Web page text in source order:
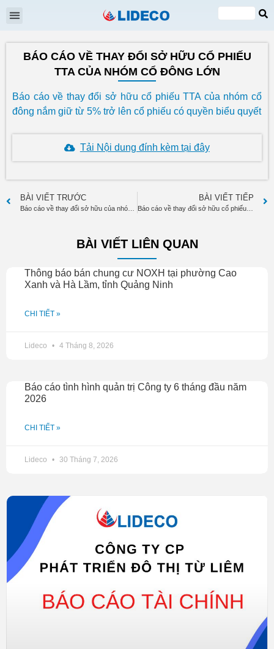
VI
EN
BÁO CÁO VỀ THAY ĐỔI SỞ HỮU CỔ PHIẾU
TTA CỦA NHÓM CỔ ĐÔNG LỚN
Báo cáo về thay đổi sở hữu cổ phiếu TTA của nhóm cổ
đông nắm giữ từ 5% trở lên cổ phiếu có quyền biểu quyết
Tải Nội dung đính kèm tại đây
BÀI VIẾT TRƯỚC BÀI VIẾT TIẾP
Báo cáo về thay đổi sở hữu cổ phiếu DXP của nhóm cổ đông lớn
BÀI VIẾT LIÊN QUAN
Thông báo bán chung cư NOXH tại phường Cao
Xanh và Hà Lầm, tỉnh Quảng Ninh
CHI TIẾT »
Lideco 4 Tháng 8, 2026
Báo cáo tình hình quản trị Công ty 6 tháng đầu năm
2026
CHI TIẾT »
Lideco 30 Tháng 7, 2026